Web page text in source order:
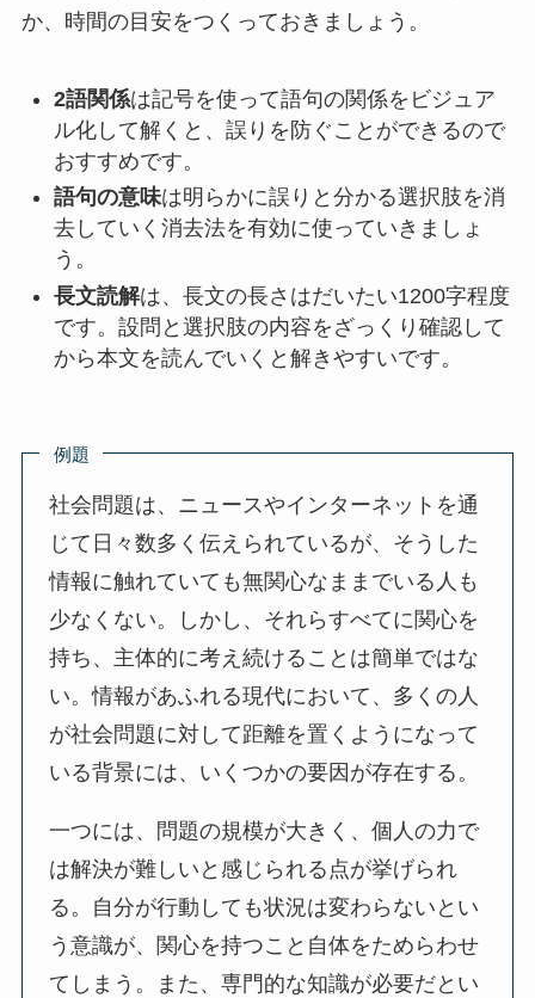
か、時間の目安をつくっておきましょう。
2語関係は記号を使って語句の関係をビジュア
ル化して解くと、誤りを防ぐことができるので
おすすめです。
語句の意味は明らかに誤りと分かる選択肢を消
去していく消去法を有効に使っていきましょ
う。
長文読解は、長文の長さはだいたい1200字程度
です。設問と選択肢の内容をざっくり確認して
から本文を読んでいくと解きやすいです。
例題
社会問題は、ニュースやインターネットを通
じて日々数多く伝えられているが、そうした
情報に触れていても無関心なままでいる人も
少なくない。しかし、それらすべてに関心を
持ち、主体的に考え続けることは簡単ではな
い。情報があふれる現代において、多くの人
が社会問題に対して距離を置くようになって
いる背景には、いくつかの要因が存在する。
一つには、問題の規模が大きく、個人の力で
は解決が難しいと感じられる点が挙げられ
る。自分が行動しても状況は変わらないとい
う意識が、関心を持つこと自体をためらわせ
てしまう。また、専門的な知識が必要だとい